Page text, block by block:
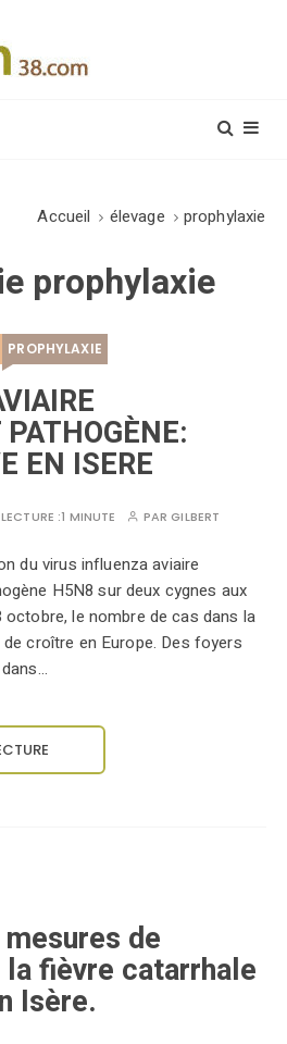
Accueil élevage prophylaxie
prophylaxie
PROPHYLAXIE
EN ISERE
:1 MINUTE PARGILBERT
du virus influenza aviaire
H5N8 sur deux cygnes aux
octobre, le nombre de cas dans la
croître en Europe. Des foyers
de
fièvre catarrhale
Isère.